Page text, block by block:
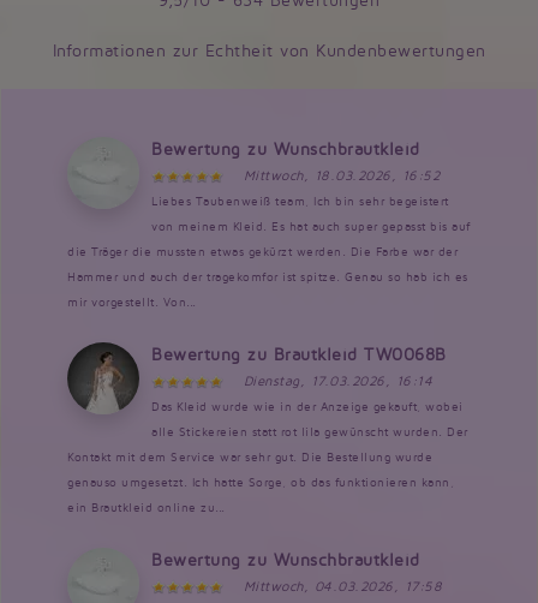
Informationen zur Echtheit von Kundenbewertungen
Bewertung zu Wunschbrautkleid
Mittwoch, 18.03.2026, 16:52
Liebes Taubenweiß team, Ich bin sehr begeistert
von meinem Kleid. Es hat auch super gepasst bis auf
die Träger die mussten etwas gekürzt werden. Die Farbe war der
Hammer und auch der tragekomfor ist spitze. Genau so hab ich es
mir vorgestellt. Von...
Bewertung zu Brautkleid TW0068B
Dienstag, 17.03.2026, 16:14
Das Kleid wurde wie in der Anzeige gekauft, wobei
alle Stickereien statt rot lila gewünscht wurden. Der
Kontakt mit dem Service war sehr gut. Die Bestellung wurde
genauso umgesetzt. Ich hatte Sorge, ob das funktionieren kann,
ein Brautkleid online zu...
Bewertung zu Wunschbrautkleid
Mittwoch, 04.03.2026, 17:58